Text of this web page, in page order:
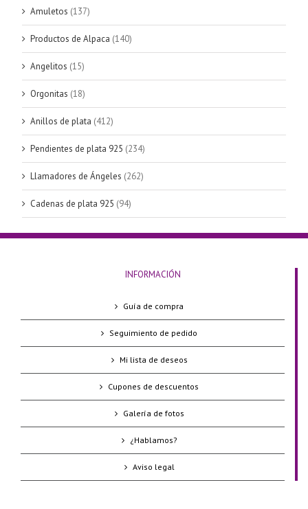
Amuletos (137)
Productos de Alpaca (140)
Angelitos (15)
Orgonitas (18)
Anillos de plata (412)
Pendientes de plata 925 (234)
Llamadores de Ángeles (262)
Cadenas de plata 925 (94)
INFORMACIÓN
Guía de compra
Seguimiento de pedido
Mi lista de deseos
Cupones de descuentos
Galería de fotos
¿Hablamos?
Aviso legal